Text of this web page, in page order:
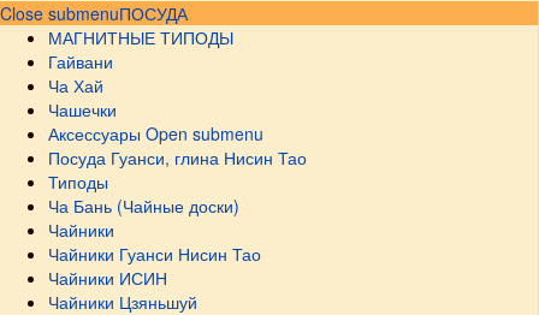
Close submenuПОСУДА
МАГНИТНЫЕ ТИПОДЫ
Гайвани
Ча Хай
Чашечки
Аксессуары Open submenu
Посуда Гуанси, глина Нисин Тао
Типоды
Ча Бань (Чайные доски)
Чайники
Чайники Гуанси Нисин Тао
Чайники ИСИН
Чайники Цзяньшуй